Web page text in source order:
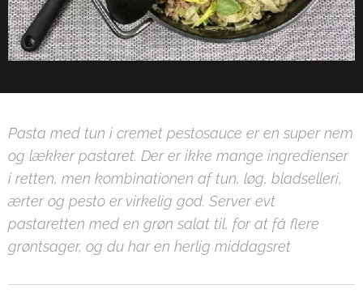
Pasta med tun i cremet pestosauce er en super nem
og lækker pastaret. Der er ikke mange ingredienser
i retten, men kombinationen af tun, løg, bladselleri,
ærter og pesto er virkelig god. Server evt
pastaretten med en grøn salat til, for at få flere
grøntsager, og du har en herlig middagsret